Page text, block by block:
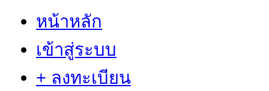
หน้าหลัก
เข้าสู่ระบบ
+ ลงทะเบียน